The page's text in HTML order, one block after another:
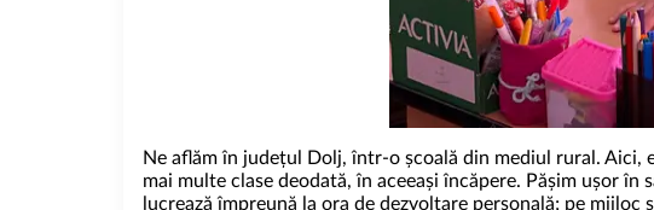
Ne aflăm în județul Dolj, într-o școală din mediul rural. Aici,
mai multe clase deodată, în aceeași încăpere. Pășim ușor
lucrează împreună la ora de dezvoltare personală; pe